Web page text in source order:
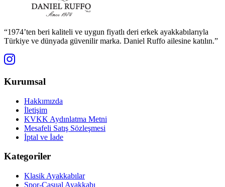
“1974’ten beri kaliteli ve uygun fiyatlı deri erkek ayakkabılarıyla
Türkiye ve dünyada güvenilir marka. Daniel Ruffo ailesine katılın.”
Kurumsal
Hakkımızda
İletişim
KVKK Aydınlatma Metni
Mesafeli Satış Sözleşmesi
İptal ve İade
Kategoriler
Klasik Ayakkabılar
Spor-Casual Ayakkabı